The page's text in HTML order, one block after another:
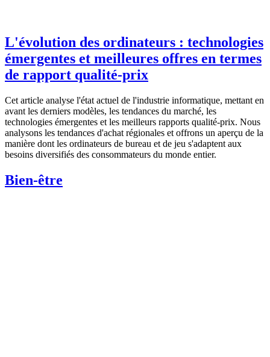
L'évolution des ordinateurs : technologies
émergentes et meilleures offres en termes
de rapport qualité-prix
Cet article analyse l'état actuel de l'industrie informatique, mettant en
avant les derniers modèles, les tendances du marché, les
technologies émergentes et les meilleurs rapports qualité-prix. Nous
analysons les tendances d'achat régionales et offrons un aperçu de la
manière dont les ordinateurs de bureau et de jeu s'adaptent aux
besoins diversifiés des consommateurs du monde entier.
Bien-être